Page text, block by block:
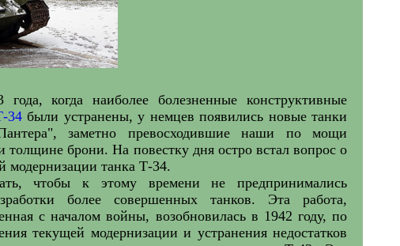
когда наиболее болезненные конструктивные
34были устранены, у немцев появились новые танки
заметно превосходившие наши по мощи
толщине брони. На повестку дня остро встал вопрос о
модернизации танка Т-34.
чтобы к этому времени не предпринимались
более совершенных танков. Эта работа,
с началом войны, возобновилась в 1942 году, по
текущей модернизации и устранения недостатков